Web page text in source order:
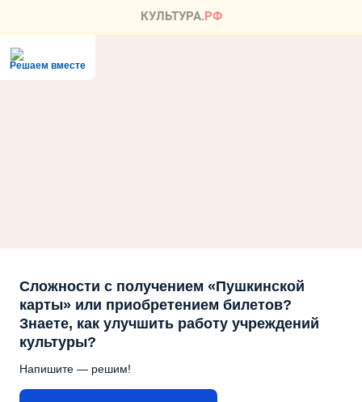
Решаем вместе
Сложности с получением «Пушкинской
карты» или приобретением билетов?
Знаете, как улучшить работу учреждений
культуры?
Напишите — решим!